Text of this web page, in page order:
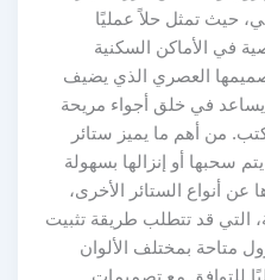
حيث تمثل حلاً عمليًا
في الأماكن السكنية
العصري الذي يضيف
في خلق أجواء مريحة
من أهم ما يميز ستائر
أو إنزالها بسهولة
أنواع الستائر الأخرى،
التي قد تتطلب طريقة تثبيت
متاحة بمختلف الألوان